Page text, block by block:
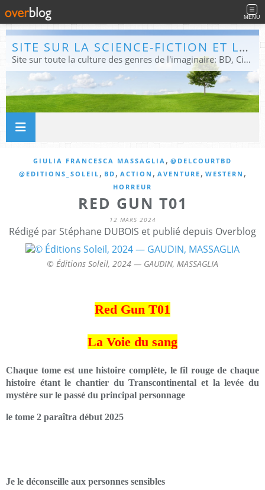
MENU
SITE SUR LA SCIENCE-FICTION ET LE FANTASTIQUE
Site sur toute la culture des genres de l'imaginaire: BD, Cinéma, Livre, Jeux, Théâtre. Présent dans les principaux festivals de film fantastique e de science-fiction, salons et conventions.
GIULIA FRANCESCA MASSAGLIA , @DELCOURTBD
@EDITIONS_SOLEIL , BD , ACTION , AVENTURE , WESTERN ,
HORREUR
RED GUN T01
12 MARS 2024
Rédigé par Stéphane DUBOIS et publié depuis Overblog
© Éditions Soleil, 2024 — GAUDIN, MASSAGLIA
Red Gun T01
La Voie du sang
Chaque tome est une histoire complète, le fil rouge de chaque
histoire étant le chantier du Transcontinental et la levée du
mystère sur le passé du principal personnage
le tome 2 paraîtra début 2025
Je le déconseille aux personnes sensibles